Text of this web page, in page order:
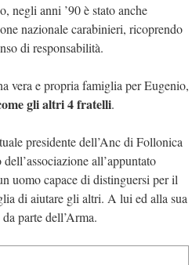
negli anni ’90 è stato anche
nazionale carabinieri, ricoprendo
di responsabilità.
vera e propria famiglia per Eugenio,
gli altri 4 fratelli.
presidente dell’Anc di Follonica
all’appuntato
uomo capace di distinguersi per il
di aiutare gli altri. A lui ed alla sua
parte dell’Arma.